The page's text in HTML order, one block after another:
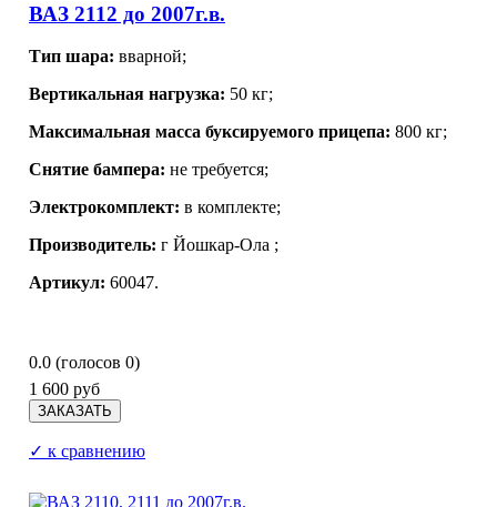
ВАЗ 2112 до 2007г.в.
Тип шара: вварной;
Вертикальная нагрузка: 50 кг;
Максимальная масса буксируемого прицепа: 800 кг;
Снятие бампера: не требуется;
Электрокомплект: в комплекте;
Производитель: г Йошкар-Ола ;
Артикул: 60047.
0.0 (голосов 0)
1 600 руб
✓ к сравнению